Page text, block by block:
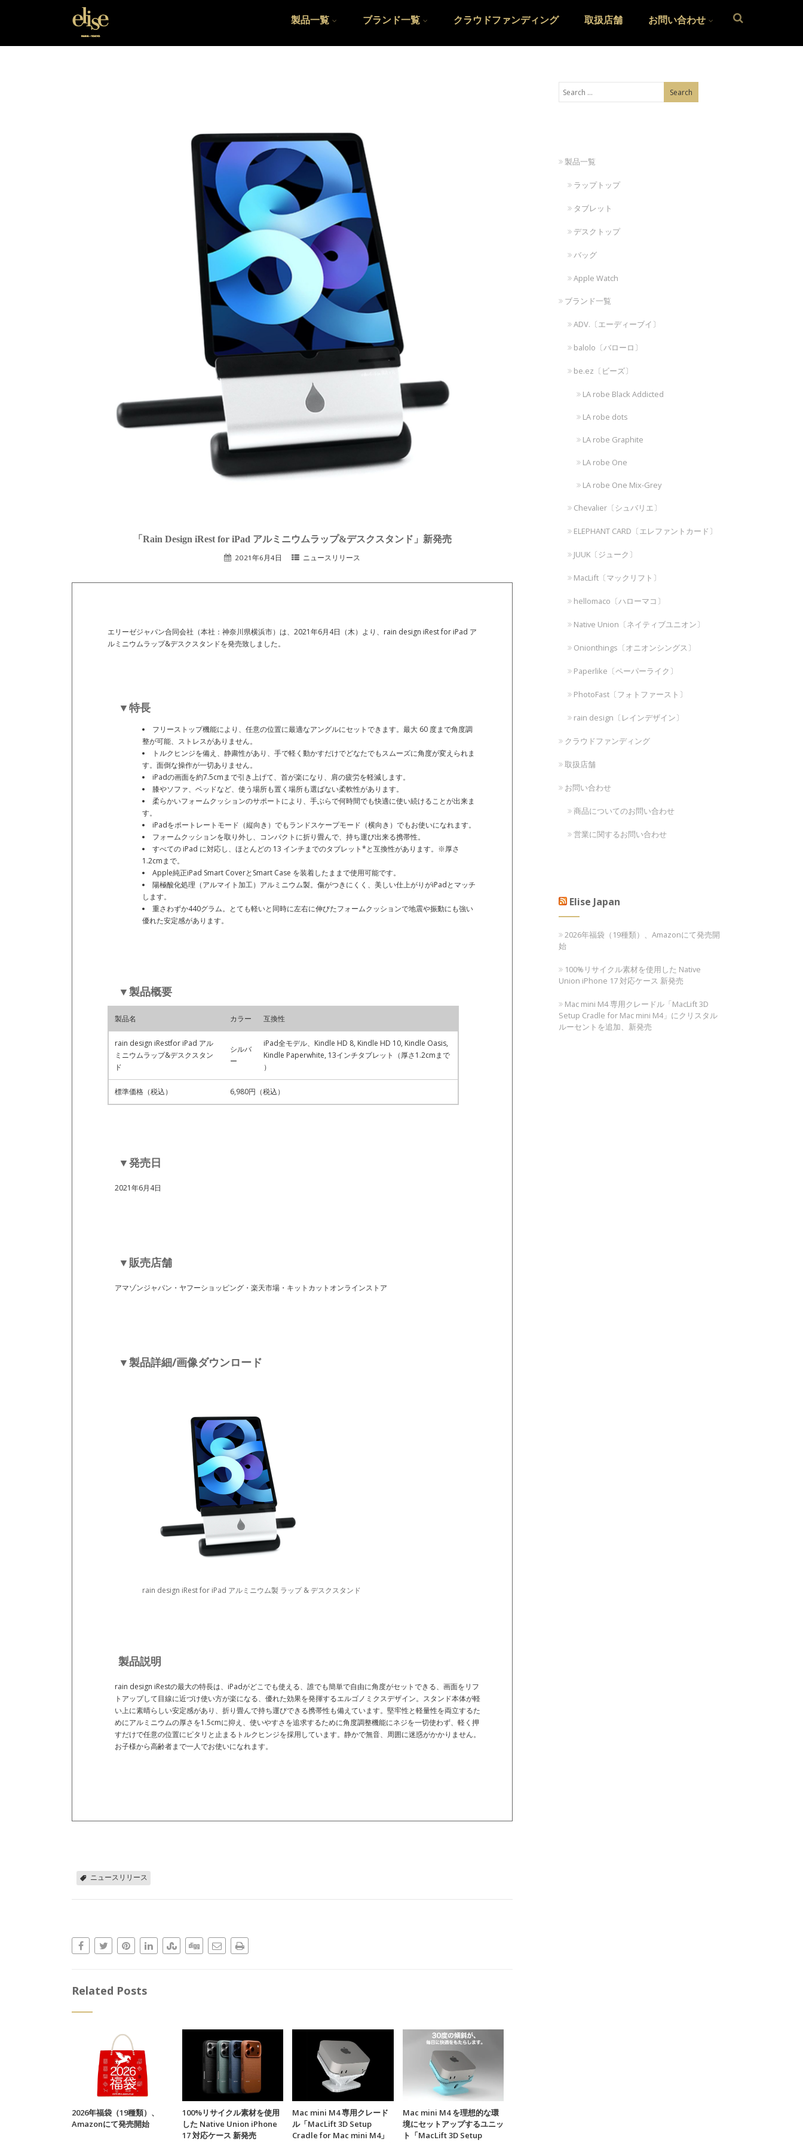
Elise Japan 製品一覧 ブランド一覧 クラウドファンディング 取扱店舗 お問い合わせ
「Rain Design iRest for iPad アルミニウムラップ&デスクスタンド」新発売
2021年6月4日 ニュースリリース
エリーゼジャパン合同会社（本社：神奈川県横浜市）は、2021年6月4日（木）より、rain design iRest for iPad ア
ルミニウムラップ&デスクスタンドを発売致しました。
▼特長
フリーストップ機能により、任意の位置に最適なアングルにセットできます。最大 60 度まで角度調
整が可能、ストレスがありません。
トルクヒンジを備え、静粛性があり、手で軽く動かすだけでどなたでもスムーズに角度が変えられま
す。面倒な操作が一切ありません。
iPadの画面を約7.5cmまで引き上げて、首が楽になり、肩の疲労を軽減します。
膝やソファ、ベッドなど、使う場所も置く場所も選ばない柔軟性があります。
柔らかいフォームクッションのサポートにより、手ぶらで何時間でも快適に使い続けることが出来ま
す。
iPadをポートレートモード（縦向き）でもランドスケープモード（横向き）でもお使いになれます。
フォームクッションを取り外し、コンパクトに折り畳んで、持ち運び出来る携帯性。
すべての iPad に対応し、ほとんどの 13 インチまでのタブレット*と互換性があります。※厚さ
1.2cmまで。
Apple純正iPad Smart CoverとSmart Case を装着したままで使用可能です。
陽極酸化処理（アルマイト加工）アルミニウム製。傷がつきにくく、美しい仕上がりがiPadとマッチ
します。
重さわずか440グラム。とても軽いと同時に左右に伸びたフォームクッションで地震や振動にも強い
優れた安定感があります。
▼製品概要
製品名 カラー 互換性
rain design iRestfor iPad アル
ミニウムラップ&デスクスタン
ド
シルバ
ー
iPad全モデル、Kindle HD 8, Kindle HD 10, Kindle Oasis,
Kindle Paperwhite, 13インチタブレット（厚さ1.2cmまで
）
標準価格（税込） 6,980円（税込）
▼発売日
2021年6月4日
▼販売店舗
アマゾンジャパン・ヤフーショッピング・楽天市場・キットカットオンラインストア
▼製品詳細/画像ダウンロード
rain design iRest for iPad アルミニウム製 ラップ & デスクスタンド
製品説明
rain design iRestの最大の特長は、iPadがどこでも使える、誰でも簡単で自由に角度がセットできる、画面をリフ
トアップして目線に近づけ使い方が楽になる、優れた効果を発揮するエルゴノミクスデザイン。スタンド本体が軽
い上に素晴らしい安定感があり、折り畳んで持ち運びできる携帯性も備えています。堅牢性と軽量性を両立するた
めにアルミニウムの厚さを1.5cmに抑え、使いやすさを追求するために角度調整機能にネジを一切使わず、軽く押
すだけで任意の位置にピタリと止まるトルクヒンジを採用しています。静かで無音、周囲に迷惑がかかりません。
お子様から高齢者まで一人でお使いになれます。
ニュースリリース
Related Posts
2026年福袋（19種類）、
Amazonにて発売開始
100%リサイクル素材を使用
した Native Union iPhone
17 対応ケース 新発売
Mac mini M4 専用クレード
ル「MacLift 3D Setup
Cradle for Mac mini M4」
Mac mini M4 を理想的な環
境にセットアップするユニッ
ト「MacLift 3D Setup
製品一覧
ラップトップ
タブレット
デスクトップ
バッグ
Apple Watch
ブランド一覧
ADV.〔エーディーブイ〕
balolo〔バローロ〕
be.ez〔ビーズ〕
LA robe Black Addicted
LA robe dots
LA robe Graphite
LA robe One
LA robe One Mix-Grey
Chevalier〔シュバリエ〕
ELEPHANT CARD〔エレファントカード〕
JUUK〔ジューク〕
MacLift〔マックリフト〕
hellomaco〔ハローマコ〕
Native Union〔ネイティブユニオン〕
Onionthings〔オニオンシングス〕
Paperlike〔ペーパーライク〕
PhotoFast〔フォトファースト〕
rain design〔レインデザイン〕
クラウドファンディング
取扱店舗
お問い合わせ
商品についてのお問い合わせ
営業に関するお問い合わせ
Elise Japan
2026年福袋（19種類）、Amazonにて発売開
始
100%リサイクル素材を使用した Native
Union iPhone 17 対応ケース 新発売
Mac mini M4 専用クレードル「MacLift 3D
Setup Cradle for Mac mini M4」にクリスタル
ルーセントを追加、新発売